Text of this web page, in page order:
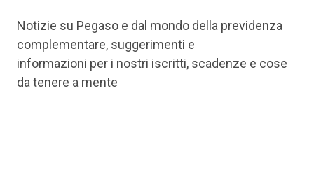
Notizie su Pegaso e dal mondo della previdenza
complementare, suggerimenti e
informazioni per i nostri iscritti, scadenze e cose
da tenere a mente